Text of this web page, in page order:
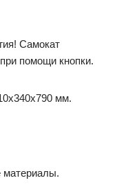
Самокат
помощи кнопки.
мм.
материалы.